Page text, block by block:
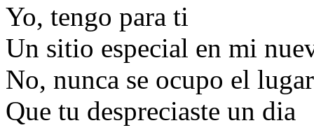
Yo, tengo para ti
Un sitio especial en mi
No, nunca se ocupo el lugar
Que tu despreciaste un dia